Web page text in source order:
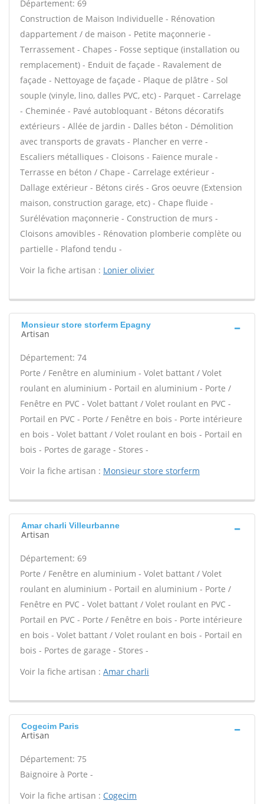
Département: 69
Construction de Maison Individuelle - Rénovation
dappartement / de maison - Petite maçonnerie -
Terrassement - Chapes - Fosse septique (installation ou
remplacement) - Enduit de façade - Ravalement de
façade - Nettoyage de façade - Plaque de plâtre - Sol
souple (vinyle, lino, dalles PVC, etc) - Parquet - Carrelage
- Cheminée - Pavé autobloquant - Bétons décoratifs
extérieurs - Allée de jardin - Dalles béton - Démolition
avec transports de gravats - Plancher en verre -
Escaliers métalliques - Cloisons - Faïence murale -
Terrasse en béton / Chape - Carrelage extérieur -
Dallage extérieur - Bétons cirés - Gros oeuvre (Extension
maison, construction garage, etc) - Chape fluide -
Surélévation maçonnerie - Construction de murs -
Cloisons amovibles - Rénovation plomberie complète ou
partielle - Plafond tendu -
Voir la fiche artisan : Lonier olivier
Monsieur store storferm Epagny
Artisan
Département: 74
Porte / Fenêtre en aluminium - Volet battant / Volet
roulant en aluminium - Portail en aluminium - Porte /
Fenêtre en PVC - Volet battant / Volet roulant en PVC -
Portail en PVC - Porte / Fenêtre en bois - Porte intérieure
en bois - Volet battant / Volet roulant en bois - Portail en
bois - Portes de garage - Stores -
Voir la fiche artisan : Monsieur store storferm
Amar charli Villeurbanne
Artisan
Département: 69
Porte / Fenêtre en aluminium - Volet battant / Volet
roulant en aluminium - Portail en aluminium - Porte /
Fenêtre en PVC - Volet battant / Volet roulant en PVC -
Portail en PVC - Porte / Fenêtre en bois - Porte intérieure
en bois - Volet battant / Volet roulant en bois - Portail en
bois - Portes de garage - Stores -
Voir la fiche artisan : Amar charli
Cogecim Paris
Artisan
Département: 75
Baignoire à Porte -
Voir la fiche artisan : Cogecim